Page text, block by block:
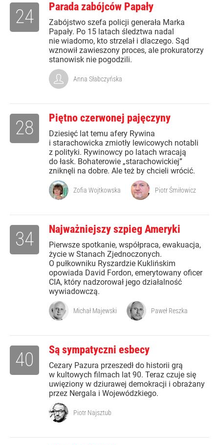
Parada zabójców Papały
Zabójstwo szefa policji generała Marka
Papały. Po 15 latach śledztwa nadal
nie wiadomo, kto strzelał i dlaczego. Sąd
wznowił zawieszony proces, ale prokuratorzy
stanowisk nie pogodzili.
24
Anna Słabczyńska
Piętno czerwonej pajęczyny
Dziesięć lat temu afery Rywina
i starachowicka zmiotły lewicowych notabli
z polityki. Rywinowcy po latach wracają
do łask. Bohaterowie „starachowickiej”
zniknęli na dobre. Ale też by chcieli wrócić.
28
Zofia Wojtkowska Piotr Śmiłowicz
Najważniejszy szpieg Ameryki
Pierwsze spotkanie, współpraca, ewakuacja,
życie w Stanach Zjednoczonych.
O pułkowniku Ryszardzie Kuklińskim
opowiada David Fordon, emerytowany oficer
CIA, który nadzorował jego działalność
wywiadowczą.
34
Michał Majewski Paweł Reszka
Są sympatyczni esbecy
Cezary Pazura przeszedł do historii grą
w kultowych filmach lat 90. Teraz czuje się
uwięziony w dziurawej demokracji i obrażany
przez Nergala i Wojewódzkiego.
40
Piotr Najsztub